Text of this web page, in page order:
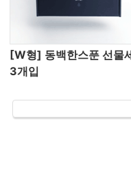
[W형] 동백한스푼 선물
3개입